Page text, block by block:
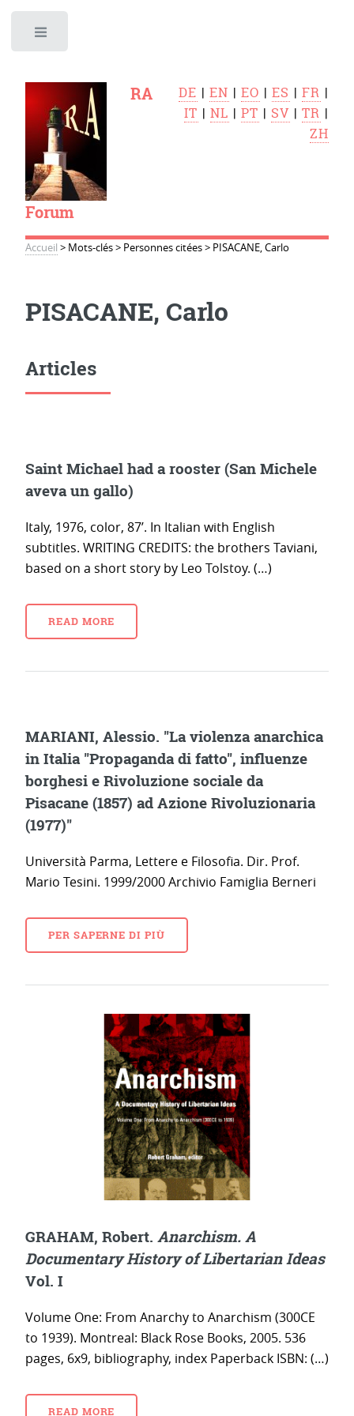
RA
Forum
DE |EN |EO |ES |FR |
IT |NL |PT | SV |TR |
ZH
Accueil > Mots-clés> Personnes citées> PISACANE, Carlo
PISACANE, Carlo
Articles
Saint Michael had a rooster (San Michele
aveva un gallo)
Italy, 1976, color, 87’. In Italian with English
subtitles. WRITING CREDITS: the brothers Taviani,
based on a short story by Leo Tolstoy. (…)
READ MORE
MARIANI, Alessio. "La violenza anarchica
in Italia "Propaganda di fatto", influenze
borghesi e Rivoluzione sociale da
Pisacane (1857) ad Azione Rivoluzionaria
(1977)"
Università Parma, Lettere e Filosofia. Dir. Prof.
Mario Tesini. 1999/2000 Archivio Famiglia Berneri
PER SAPERNE DI PIÙ
GRAHAM, Robert. Anarchism. A
Documentary History of Libertarian Ideas
Vol. I
Volume One: From Anarchy to Anarchism (300CE
to 1939). Montreal: Black Rose Books, 2005. 536
pages, 6x9, bibliography, index Paperback ISBN: (…)
READ MORE